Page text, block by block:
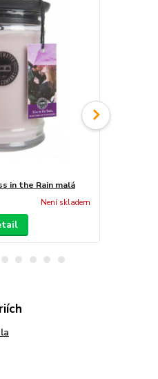
in the Rain malá
Není skladem